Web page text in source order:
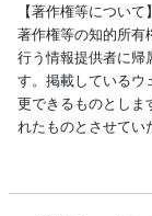
【著作権等について】
著作権等の知的所有
行う情報提供者に帰
す。掲載しているウ
更できるものとしま
れたものとさせてい